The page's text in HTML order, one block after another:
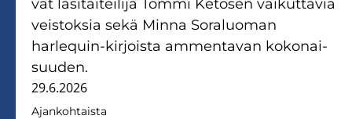
vät la­si­tai­tei­li­ja Tommi Ke­to­sen vai­kut­ta­via
veis­tok­sia sekä Minna So­ra­luo­man
harlequin-​kirjoista am­men­ta­van ko­ko­nai­
suu­den.
29.6.2026
Ajan­koh­tais­ta